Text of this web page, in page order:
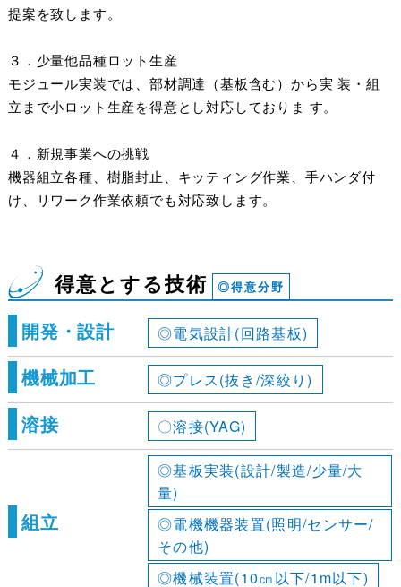
提案を致します。
３．少量他品種ロット生産
モジュール実装では、部材調達（基板含む）から実 装・組
立まで小ロット生産を得意とし対応しておりま す。
４．新規事業への挑戦
機器組立各種、樹脂封止、キッティング作業、手ハンダ付
け、リワーク作業依頼でも対応致します。
得意とする技術 ◎得意分野
開発・設計 ◎電気設計(回路基板)
機械加工 ◎プレス(抜き/深絞り)
溶接 〇溶接(YAG)
組立
◎基板実装(設計/製造/少量/大
量)
◎電機機器装置(照明/センサー/
その他)
◎機械装置(10㎝以下/1m以下)